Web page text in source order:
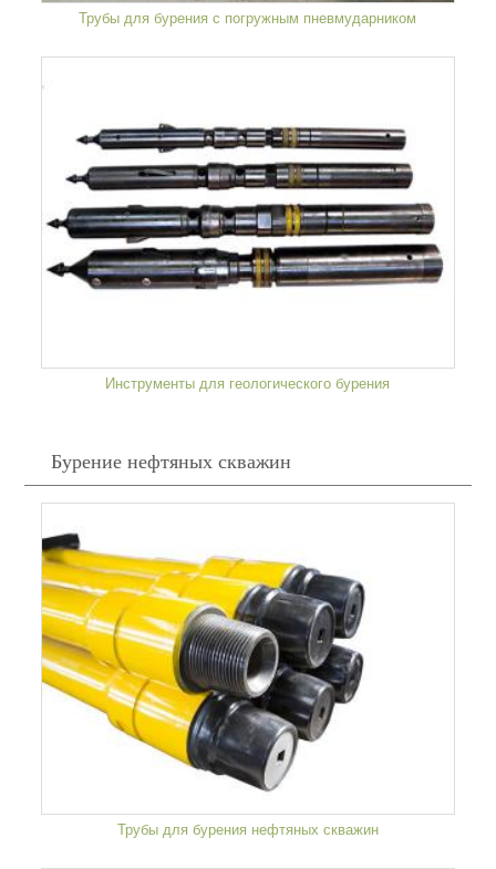
Трубы для бурения с погружным пневмударником
Инструменты для геологического бурения
Бурение нефтяных скважин
Трубы для бурения нефтяных скважин